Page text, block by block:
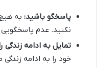
پاسخگو باشید: به
نکنید. عدم
تمایل به ادامه زندگی
خود را به ادامه زندگی